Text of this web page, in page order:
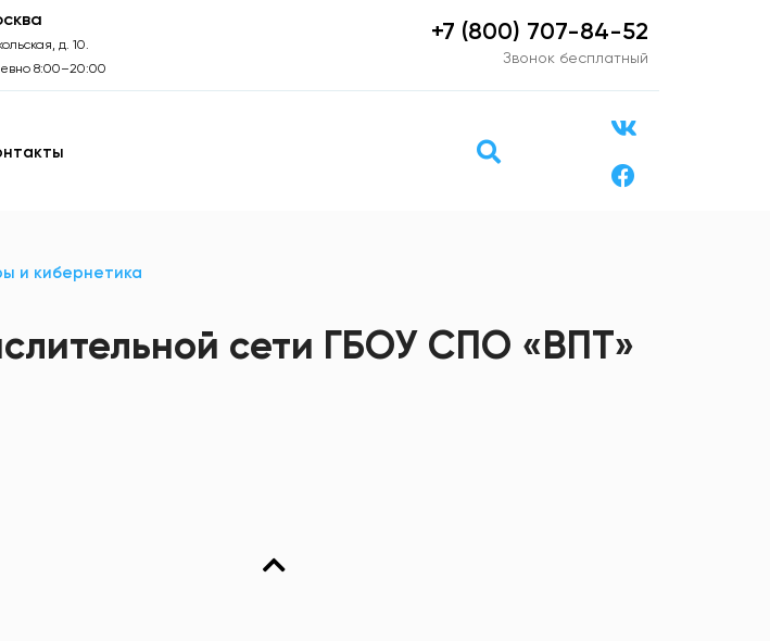
д. 10.
8:00–20:00
+7 (800) 707-84-52
Звонок бесплатный
и кибернетика
сети ГБОУ СПО «ВПТ»